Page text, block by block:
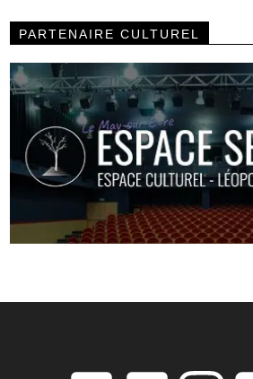
PARTENAIRE CULTUREL